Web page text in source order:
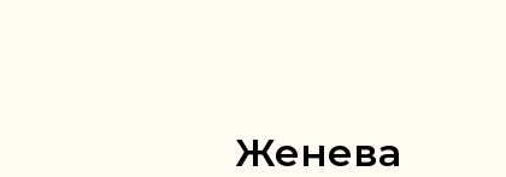
Женева